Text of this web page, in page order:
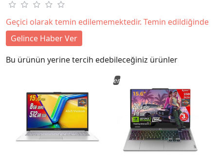
Geçici olarak temin edilememektedir. Temin edildiğinde
Gelince Haber Ver
Bu ürünün yerine tercih edebileceğiniz ürünler
Yeni